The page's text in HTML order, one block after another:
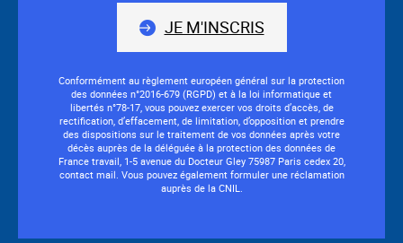
JE M'INSCRIS
Conformément au règlement européen général sur la protection
des données n°2016-679 (RGPD) et à la loi informatique et
libertés n°78-17, vous pouvez exercer vos droits d’accès, de
rectification, d’effacement, de limitation, d’opposition et prendre
des dispositions sur le traitement de vos données après votre
décès auprès de la déléguée à la protection des données de
France travail, 1-5 avenue du Docteur Gley 75987 Paris cedex 20,
contact mail. Vous pouvez également formuler une réclamation
auprès de la CNIL.